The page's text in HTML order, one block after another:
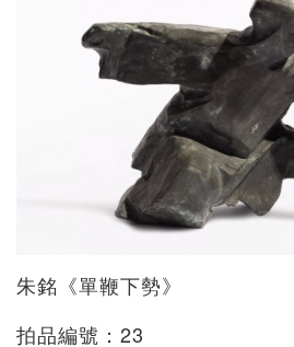
朱銘《單鞭下勢》
拍品編號：23